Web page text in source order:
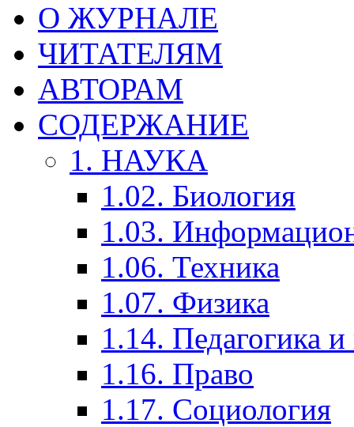
О ЖУРНАЛЕ
ЧИТАТЕЛЯМ
АВТОРАМ
СОДЕРЖАНИЕ
1. НАУКА
1.02. Биология
1.03.
1.06. Техника
1.07. Физика
1.14. Педагогика
1.16. Право
1.17. Социология